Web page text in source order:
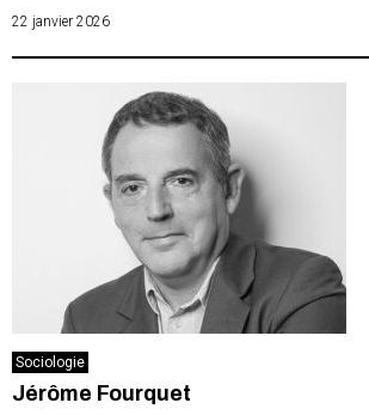
22 janvier 2026
Sociologie
Jérôme Fourquet